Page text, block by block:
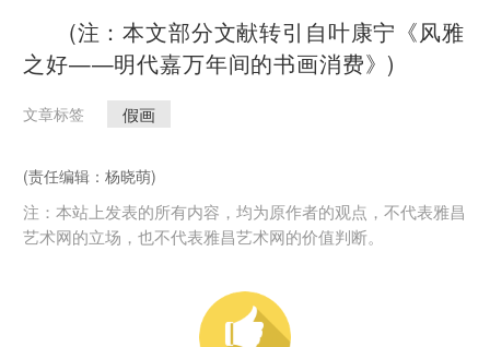
(注：本文部分文献转引自叶康宁《风雅
之好——明代嘉万年间的书画消费》)
文章标签 假画
(责任编辑：杨晓萌)
注：本站上发表的所有内容，均为原作者的观点，不代表雅昌
艺术网的立场，也不代表雅昌艺术网的价值判断。